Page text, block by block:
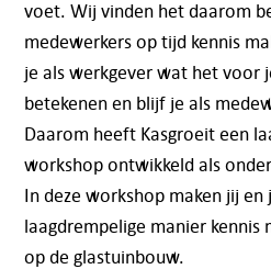
voet. Wij vinden het daarom
medewerkers op tijd kennis
je als werkgever wat het voor
betekenen en blijf je als
Daarom heeft Kasgroeit een
workshop ontwikkeld als
In deze workshop maken jij
laagdrempelige manier kennis
op de glastuinbouw.